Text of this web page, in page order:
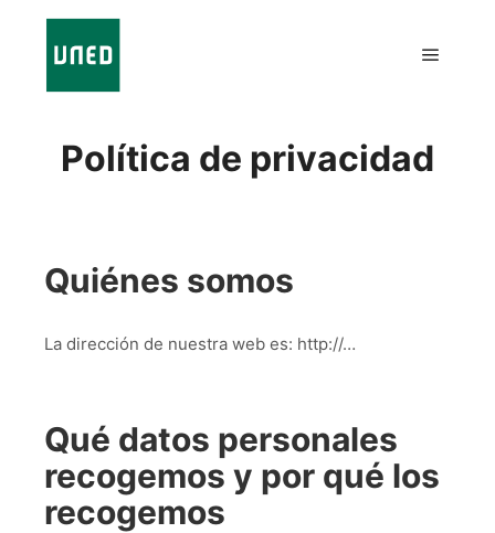
Política de privacidad
Quiénes somos
La dirección de nuestra web es: http://…
Qué datos personales
recogemos y por qué los
recogemos